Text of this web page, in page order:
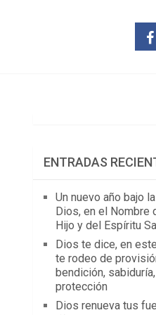
ENTRADAS
Un nuevo año bajo
Dios, en el Nombre
Hijo y del Espíritu
Dios te dice, en
te rodeo de
bendición,
protección
Dios renueva tus